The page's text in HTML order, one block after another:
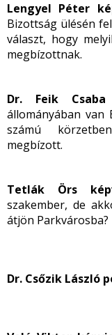
Lengyel Péter
Bizottság ülésén
választ, hogy
megbízottnak.
Dr. Feik Csaba
állományában van
számú
megbízott.
Tetlák Örs
szakember, de
átjön Parkvárosba?
Dr. Csőzik László